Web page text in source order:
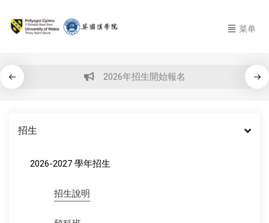
菜单
2026年招生開始報名
招生
2026-2027 學年招生
招生說明